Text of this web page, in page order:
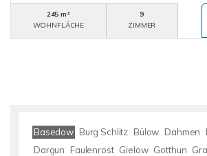
245 m²
WOHNFLÄCHE
9
ZIMMER
Basedow Burg Schlitz Bülow Dahmen
Dargun
Faulenrost Gielow Gotthun